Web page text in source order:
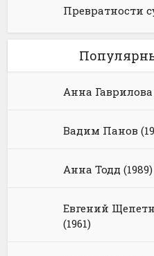
Превратности
Анна Гаврилова
Вадим Панов
Анна Тодд (1989)
Евгений
(1961)